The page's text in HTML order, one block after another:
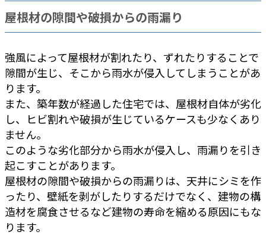
屋根材の隙間や破損からの雨漏り
強風によって屋根材が割れたり、ずれたりすることで
隙間が生じ、そこから雨水が侵入してしまうことがあ
ります。
また、築年数が経過した住宅では、屋根材自体が劣化
し、ヒビ割れや破損が生じているケースも少なくあり
ません。
このような劣化部分から雨水が侵入し、雨漏りを引き
起こすことがあります。
屋根材の隙間や破損からの雨漏りは、天井にシミを作
ったり、壁紙を剥がしたりするだけでなく、建物の構
造材を腐食させるなど建物の寿命を縮める原因にもな
ります。